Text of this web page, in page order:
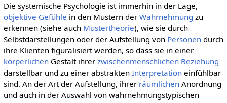
Die systemische Psychologie ist immerhin in der Lage,
objektive Gefühle in den Mustern der Wahrnehmung zu
erkennen (siehe auch Mustertheorie), wie sie durch
Selbstdarstellungen oder der Aufstellung von Personendurch
ihre Klienten figuralisiert werden, so dass sie in einer
körperlichenGestalt ihrer zwischenmenschlichen Beziehung
darstellbar und zu einer abstrakten Interpretationeinfühlbar
sind. An der Art der Aufstellung, ihrer räumlichenAnordnung
und auch in der Auswahl von wahrnehmungstypischen